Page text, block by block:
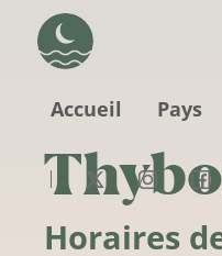
Accueil
Pays
Horaires